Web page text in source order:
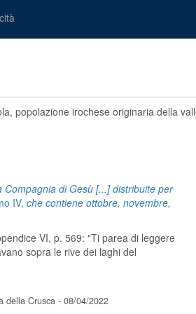
popolazione irochese originaria della
di Gesù [...] distribuite per
IV, che contiene ottobre, novembre,
VI, p. 569: "Ti parea di leggere
sopra le rive dei laghi del
della Crusca - 08/04/2022